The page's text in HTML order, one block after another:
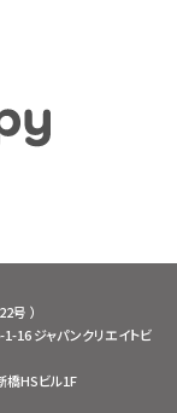
号 ）
ジャパンクリエイトビ
橋HSビル1F